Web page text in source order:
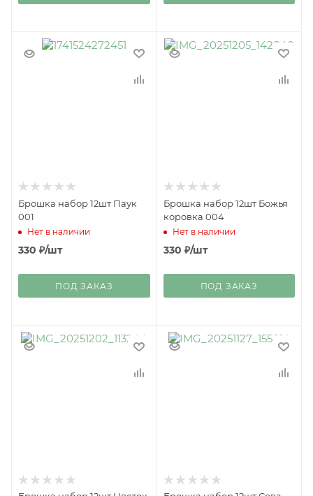
Брошка набор 12шт Паук
001
Нет в наличии
330 ₽/шт
ПОД ЗАКАЗ
Брошка набор 12шт Божья
коровка 004
Нет в наличии
330 ₽/шт
ПОД ЗАКАЗ